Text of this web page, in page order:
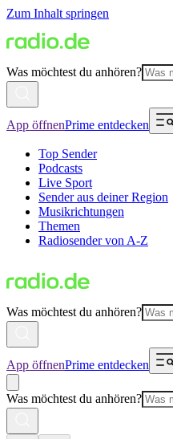
Zum Inhalt springen
Was möchtest du anhören?
App öffnenPrime entdecken
Top Sender
Podcasts
Live Sport
Sender aus deiner Region
Musikrichtungen
Themen
Radiosender von A-Z
Was möchtest du anhören?
App öffnenPrime entdecken
Was möchtest du anhören?